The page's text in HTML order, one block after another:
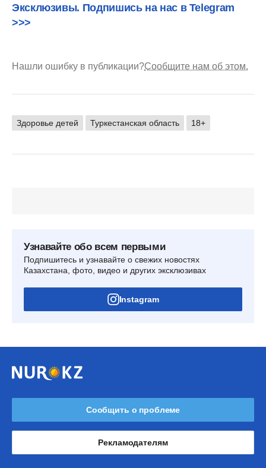
Эксклюзивы. Подпишись на нас в Telegram
>>>
Нашли ошибку в публикации?Сообщите нам об этом.
Здоровье детей Туркестанская область 18+
Узнавайте обо всем первыми
Подпишитесь и узнавайте о свежих новостях
Казахстана, фото, видео и других эксклюзивах
Instagram
Сообщить о проблеме
Рекламодателям